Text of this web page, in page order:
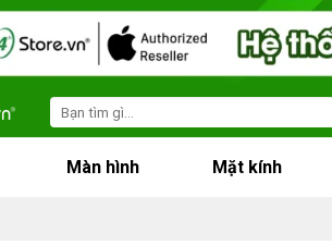
Search
for:
Màn hình Mặt kính